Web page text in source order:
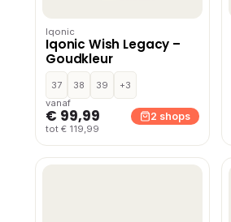
Iqonic
Iqonic Wish Legacy –
Goudkleur
37 38 39
+3
vanaf
€ 99,99
tot € 119,99
2 shops